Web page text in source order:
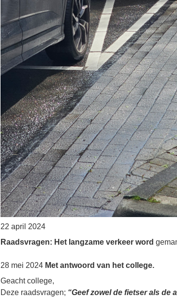
22 april 2024
Raadsvragen: Het langzame verkeer word
28 mei 2024 Met antwoord van het college.
Geacht college,
Deze raadsvragen; “Geef zowel de fietser als